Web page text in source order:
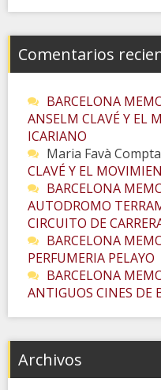
Comentarios
BARCELONA
ANSELM CLAVÉ Y EL
ICARIANO
Maria Favà Compta
CLAVÉ Y EL
BARCELONA
AUTODROMO
CIRCUITO DE
BARCELONA
PERFUMERIA PELAYO
BARCELONA
ANTIGUOS CINES DE
Archivos